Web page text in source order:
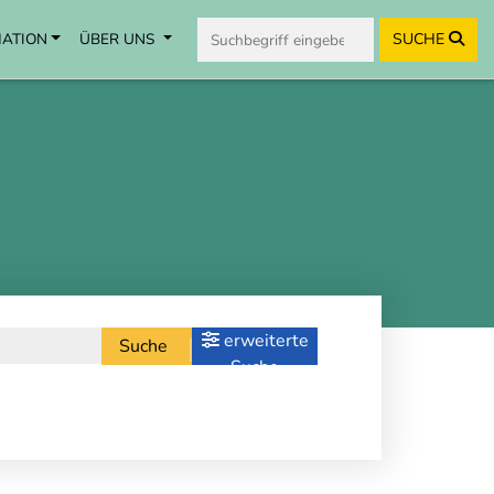
ÜBER UNS SUCHE
Suche
erweiterte
Suche